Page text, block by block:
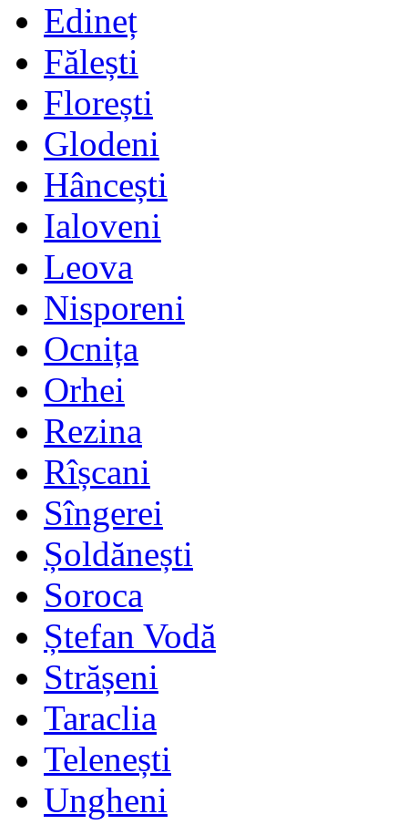
Edineț
Fălești
Florești
Glodeni
Hâncești
Ialoveni
Leova
Nisporeni
Ocnița
Orhei
Rezina
Rîșcani
Sîngerei
Șoldănești
Soroca
Ștefan Vodă
Strășeni
Taraclia
Telenești
Ungheni